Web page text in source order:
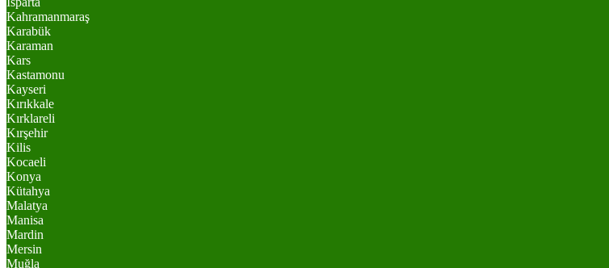
Kahramanmaraş
Karabük
Karaman
Kars
Kastamonu
Kayseri
Kırıkkale
Kırklareli
Kırşehir
Kilis
Kocaeli
Konya
Kütahya
Malatya
Manisa
Mardin
Mersin
Muğla